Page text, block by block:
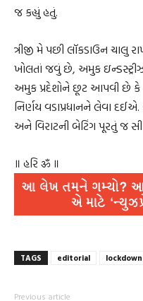
જ કહ્યું હતું.
ત્રીજી મે પછી લૉકડાઉન ચાલુ
ખોલતાં જવું છે, અમુક
અમુક પ્રદેશોને છૂટ આપવી છે કે
નિર્ણય વડાપ્રધાનને લેવા
અને વિરાટની બેટિંગ પૂરતું જ
॥ હરિ ॐ ॥
TAGS editorial lockdown
Previous article